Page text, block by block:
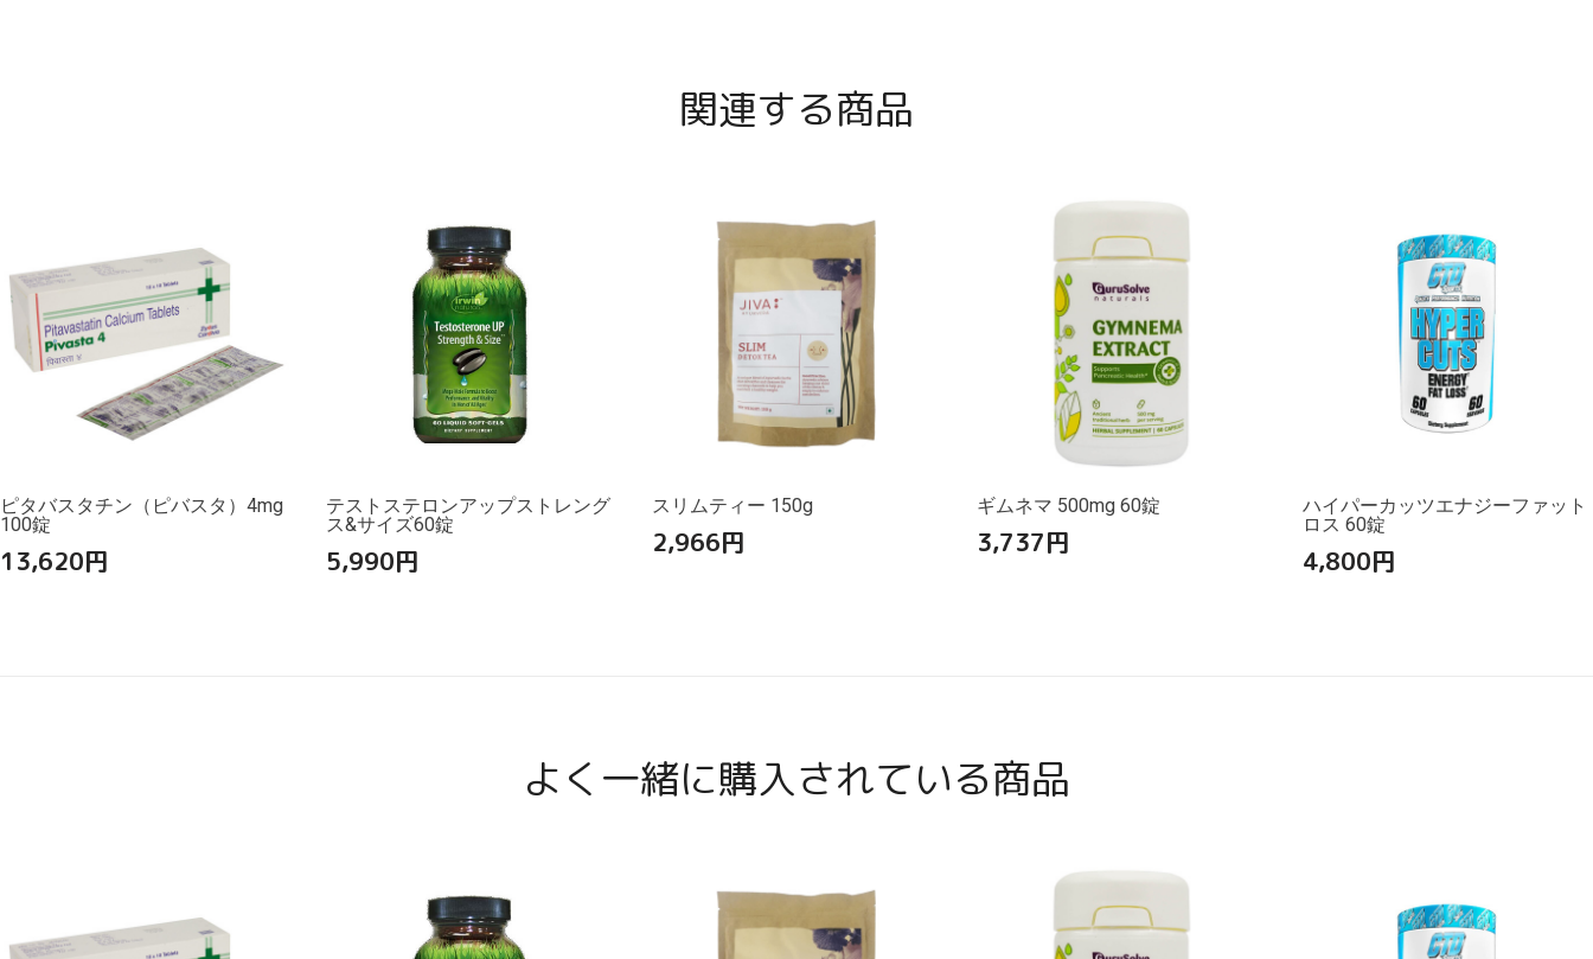
関連する商品
ピタバスタチン（ピバスタ）4mg
100錠
13,620円
テストステロンアップストレング
ス&サイズ60錠
5,990円
スリムティー 150g
2,966円
ギムネマ 500mg 60錠
3,737円
ハイパーカッツエナジーファット
ロス 60錠
4,800円
よく一緒に購入されている商品